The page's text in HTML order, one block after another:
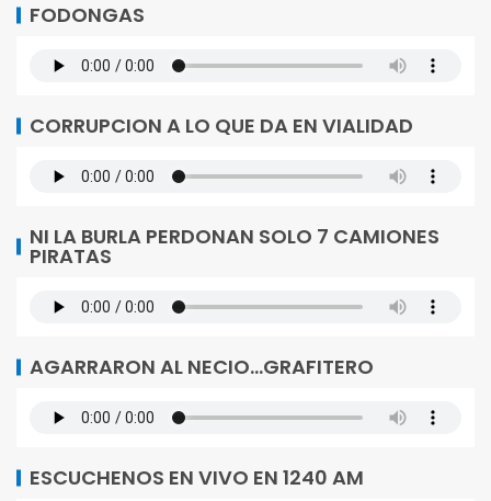
FODONGAS
CORRUPCION A LO QUE DA EN VIALIDAD
NI LA BURLA PERDONAN SOLO 7 CAMIONES
PIRATAS
AGARRARON AL NECIO…GRAFITERO
ESCUCHENOS EN VIVO EN 1240 AM